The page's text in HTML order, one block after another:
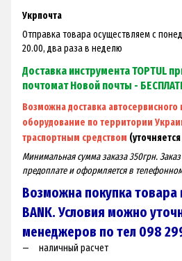
Укрпочта
Отправка товара осуществляем с
20.00, два раза в неделю
Доставка инструмента TOPTUL
почтомат Новой почты -
Возможна доставка
оборудование по территории
траспортным средством
Минимальная сумма заказа 350грн.
предоплате и оформляется в
Возможна покупка товара
BANK. Условия можно
менеджеров по тел 098
наличный расчет